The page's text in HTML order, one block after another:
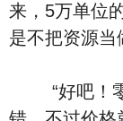
来，5万单位
是不把资源当
“好吧！零